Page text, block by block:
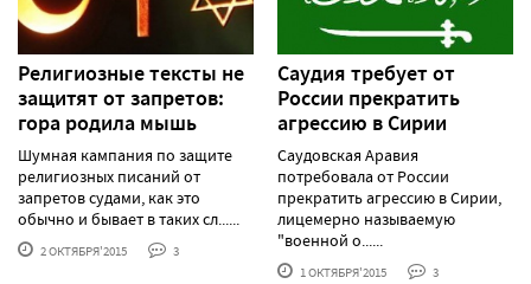
Религиозные тексты не
защитят от запретов:
гора родила мышь
Шумная кампания по защите
религиозных писаний от
запретов судами, как это
обычно и бывает в таких сл......
2 ОКТЯБРЯ'2015 3
Саудия требует от
России прекратить
агрессию в Сирии
Саудовская Аравия
потребовала от России
прекратить агрессию в Сирии,
лицемерно называемую
"военной о......
1 ОКТЯБРЯ'2015 3